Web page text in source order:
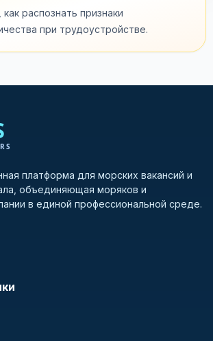
как распознать признаки
при трудоустройстве.
платформа для морских вакансий и
объединяющая моряков и
в единой профессиональной среде.